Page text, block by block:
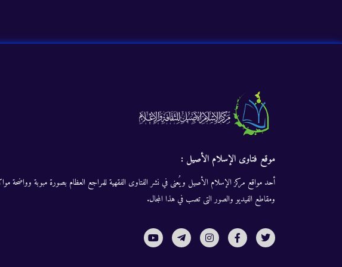
موقع فتاوى الإسلام الأصيل :
أحد مواقع مركز الإسلام الأصيل ويُعنى في نشر الفتاوى الفقهية للمراجع العظام بصورة مبوبة وواضحة
ومقاطع الفيديو والصور التى تصب في هذا المجال.